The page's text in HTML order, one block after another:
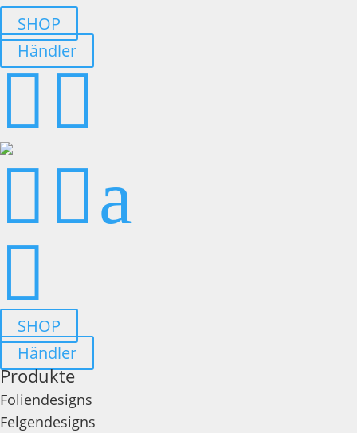
SHOP
Händler
 
 a

SHOP
Händler
Produkte
Foliendesigns
Felgendesigns